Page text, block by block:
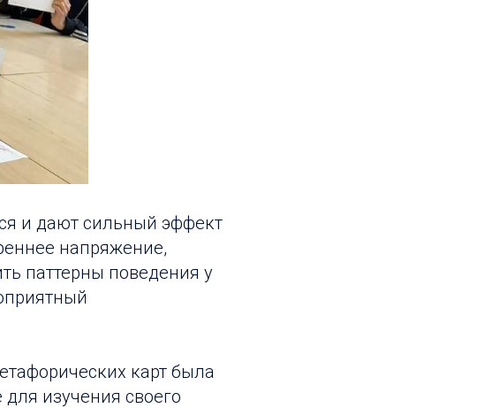
и дают сильный эффект
напряжение,
паттерны поведения у
карт была
изучения своего